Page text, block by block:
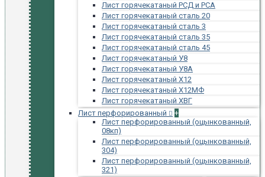
Лист горячекатаный РСД и РСА
Лист горячекатаный сталь 20
Лист горячекатаный сталь 3
Лист горячекатаный сталь 35
Лист горячекатаный сталь 45
Лист горячекатаный У8
Лист горячекатаный У8А
Лист горячекатаный Х12
Лист горячекатаный Х12МФ
Лист горячекатаный ХВГ
Лист перфорированный
+
Лист перфорированный (оцынкованный,
08кп)
Лист перфорированный (оцынкованный,
304)
Лист перфорированный (оцынкованный,
321)